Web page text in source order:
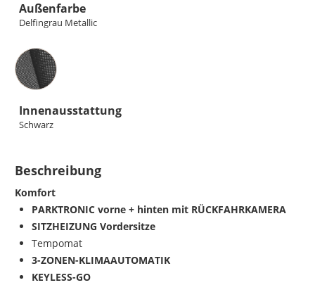
Außenfarbe
Delfingrau Metallic
Innenausstattung
Innenausstattung
Schwarz
Beschreibung
Komfort
PARKTRONIC vorne + hinten mit RÜCKFAHRKAMERA
SITZHEIZUNG Vordersitze
Tempomat
3-ZONEN-KLIMAAUTOMATIK
KEYLESS-GO